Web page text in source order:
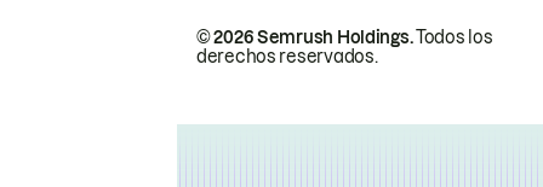
© 2026 Semrush Holdings.Todos los
derechos reservados.